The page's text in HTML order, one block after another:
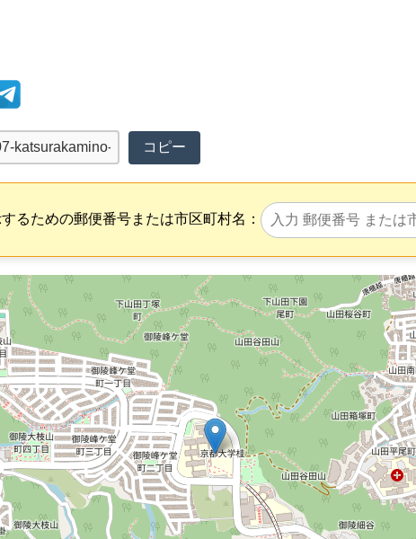
コピー
るための郵便番号または市区町村名：